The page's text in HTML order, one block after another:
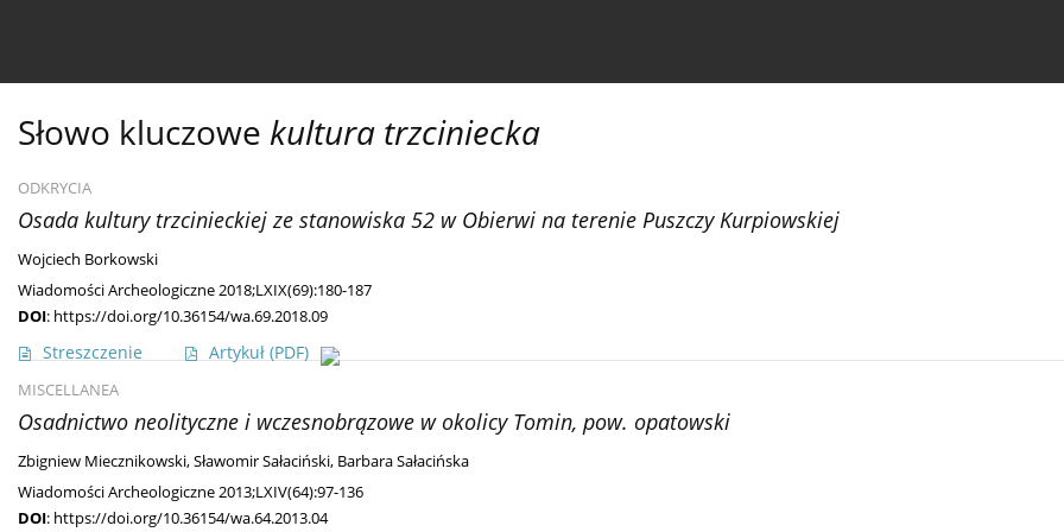
Słowo kluczowe kultura trzciniecka
ODKRYCIA
Osada kultury trzcinieckiej ze stanowiska 52 w Obierwi na terenie Puszczy Kurpiowskiej
Wojciech Borkowski
Wiadomości Archeologiczne 2018;LXIX(69):180-187
DOI: https://doi.org/10.36154/wa.69.2018.09
Streszczenie Artykuł (PDF)
MISCELLANEA
Osadnictwo neolityczne i wczesnobrązowe w okolicy Tomin, pow. opatowski
Zbigniew Miecznikowski,Sławomir Sałaciński, Barbara Sałacińska
Wiadomości Archeologiczne 2013;LXIV(64):97-136
DOI: https://doi.org/10.36154/wa.64.2013.04